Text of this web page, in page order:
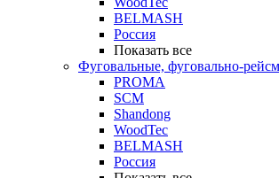
BELMASH
Россия
Показать все
Фуговальные, фуговально-
PROMA
SCM
Shandong
WoodTec
BELMASH
Россия